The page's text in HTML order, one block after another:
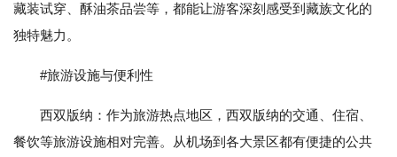
藏装试穿、酥油茶品尝等，都能让游客深刻感受到藏族文化的
独特魅力。
#旅游设施与便利性
西双版纳：作为旅游热点地区，西双版纳的交通、住宿、
餐饮等旅游设施相对完善。从机场到各大景区都有便捷的公共